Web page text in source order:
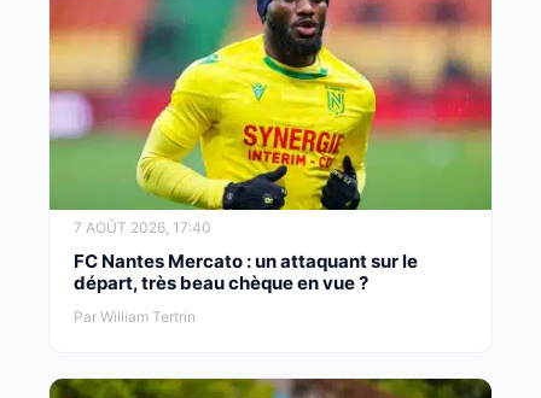
7 AOÛT 2026, 17:40
FC Nantes Mercato : un attaquant sur le
départ, très beau chèque en vue ?
Par William Tertrin